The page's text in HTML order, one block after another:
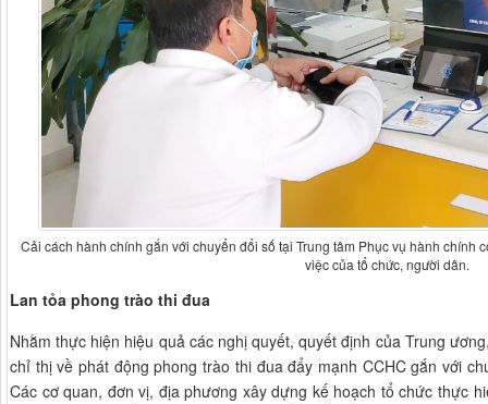
Cải cách hành chính gắn với chuyển đổi số tại Trung tâm Phục vụ hành chính
việc của tổ chức, người dân.
Lan tỏa phong trào thi đua
Nhằm thực hiện hiệu quả các nghị quyết, quyết định của Trung
chỉ thị về phát động phong trào thi đua đẩy mạnh CCHC gắn với
Các cơ quan, đơn vị, địa phương xây dựng kế hoạch tổ chức thực